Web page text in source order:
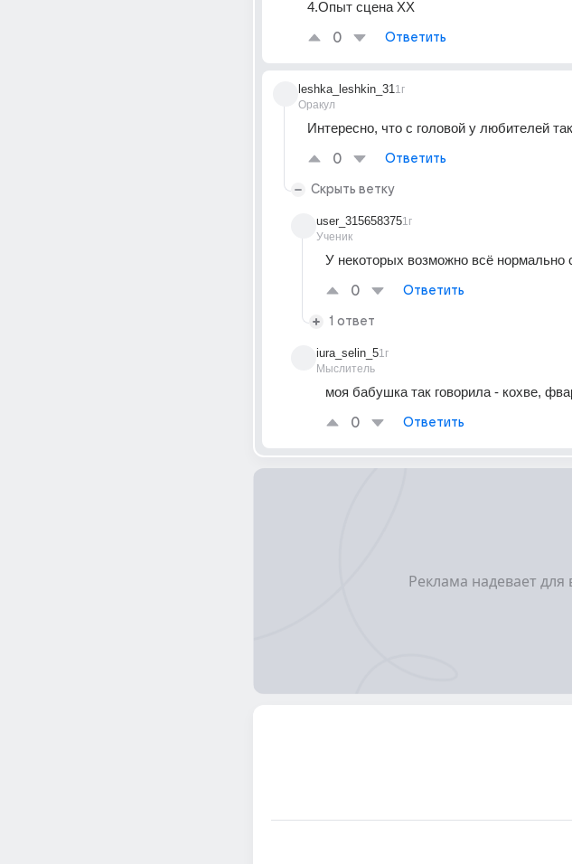
4.Опыт сцена XX
0 Ответить
leshka_leshkin_31
Оракул
1г
Интересно, что с головой у любителей
0 Ответить
Скрыть ветку
user_315658375
Ученик
1г
У некоторых возможно всё нормально
0 Ответить
1 ответ
iura_selin_5
Мыслитель
1г
моя бабушка так говорила - кохве,
0 Ответить